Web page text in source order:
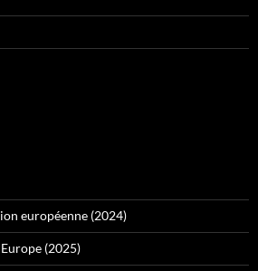
européenne (2024)
(2025)